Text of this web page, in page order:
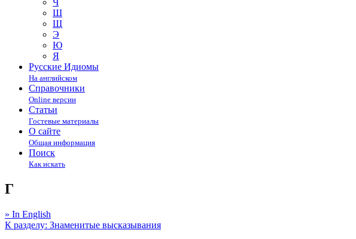
Ч
Ш
Щ
Э
Ю
Я
Русские Идиомы
На английском
Справочники
Online версии
Статьи
Гостевые материалы
О сайте
Общая информация
Поиск
Как искать
Г
» In English
К разделу: Знаменитые высказывания